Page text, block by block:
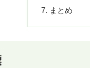
まとめ